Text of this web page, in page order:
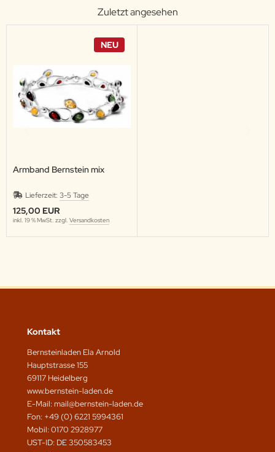
Zuletzt angesehen
NEU
Armband Bernstein mix
Lieferzeit: 3-5 Tage
125,00 EUR
inkl. 19 % MwSt. zzgl. Versandkosten
Kontakt
Bernsteinladen Ela Arnold
Hauptstrasse 155
69117 Heidelberg
www.bernstein-laden.de
E-Mail: mail@bernstein-laden.de
Fon: +49 (0) 6221 5994361
Mobil: 0170 2928977
UST-ID: DE 350583453